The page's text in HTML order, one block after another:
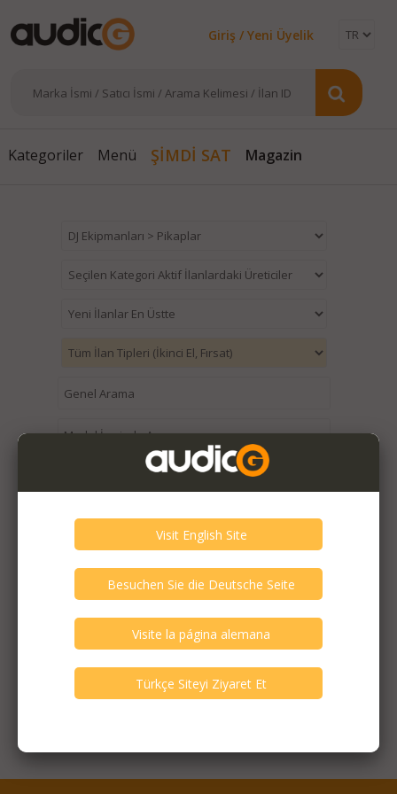
Giriş / Yeni Üyelik
Kategoriler Menü ŞİMDİ SAT Magazin
Bu Kategorideki Eski İlanlar >
azaltarak daha fazla ilana ulaşabilirsiniz.
Öne Çıkan İlanlar